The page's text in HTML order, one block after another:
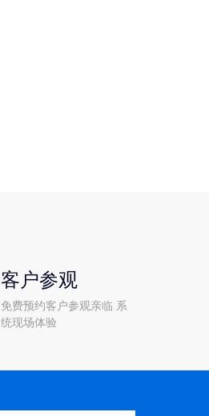
客户参观
免费预约客户参观亲临 系
统现场体验